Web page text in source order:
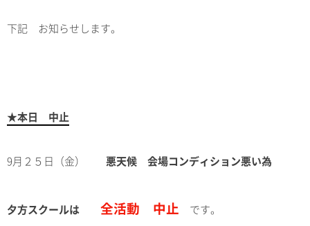
下記 お知らせします。
★本日 中止
9月２５日（金） 悪天候 会場コンディション悪い為
夕方スクールは 全活動 中止 です。